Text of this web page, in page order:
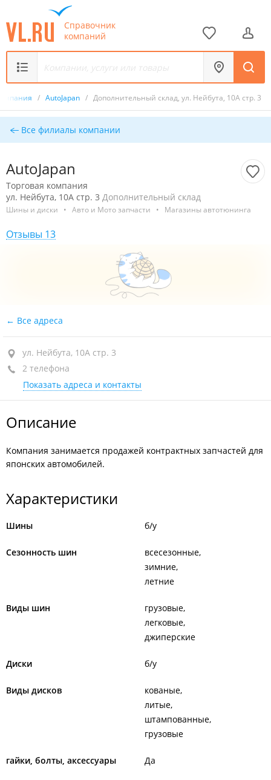
Справочник
компаний
/ AutoJapan / Дополнительный склад, ул. Нейбута, 10А стр. 3
Все филиалы компании
AutoJapan
Торговая компания
ул. Нейбута, 10А стр. 3 Дополнительный склад
Шины и диски • Авто и Мото запчасти • Магазины автотюнинга
Отзывы 13
Все адреса
ул. Нейбута, 10А стр. 3
2 телефона
Показать адреса и контакты
Описание
Компания занимается продажей контрактных запчастей для
японских автомобилей.
Характеристики
Шины б/у
Сезонность шин
всесезонные
зимние
летние
Виды шин
грузовые
легковые
джиперские
Диски б/у
Виды дисков
кованые
литые
штампованные
грузовые
гайки, болты, аксессуары Да